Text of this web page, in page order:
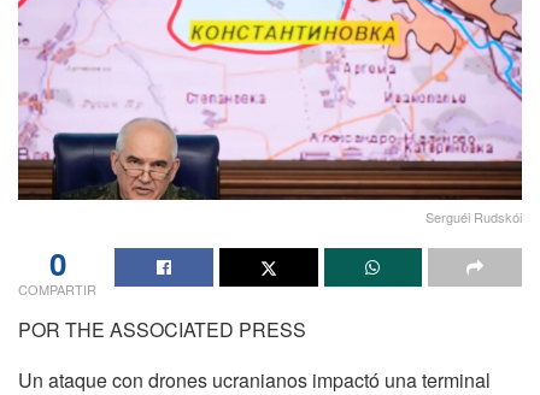
Serguéi Rudskói
0
COMPARTIR
POR THE ASSOCIATED PRESS
Un ataque con drones ucranianos impactó una terminal